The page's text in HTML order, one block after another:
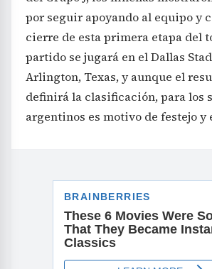
por seguir apoyando al equipo y
cierre de esta primera etapa del
partido se jugará en el Dallas
Arlington, Texas, y aunque el
definirá la clasificación, para los
argentinos es motivo de festejo y